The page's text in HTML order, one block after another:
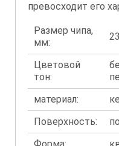
превосходит его
Размер чипа,
мм:
Цветовой
тон:
материал:
Поверхность: